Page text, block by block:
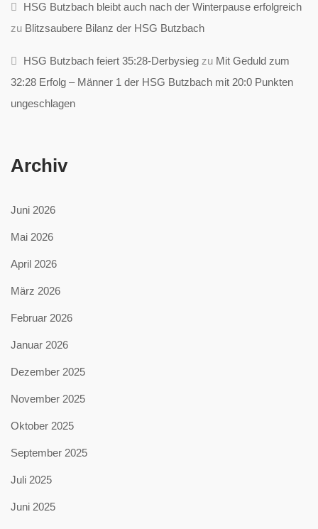
HSG Butzbach bleibt auch nach der Winterpause erfolgreich
zu Blitzsaubere Bilanz der HSG Butzbach
HSG Butzbach feiert 35:28-Derbysieg zu Mit Geduld zum
32:28 Erfolg – Männer 1 der HSG Butzbach mit 20:0 Punkten
ungeschlagen
Archiv
Juni 2026
Mai 2026
April 2026
März 2026
Februar 2026
Januar 2026
Dezember 2025
November 2025
Oktober 2025
September 2025
Juli 2025
Juni 2025